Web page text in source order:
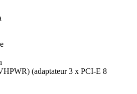
(adaptateur 3 x PCI-E 8